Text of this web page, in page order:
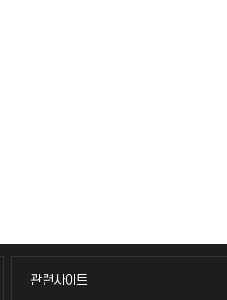
관련사이트
관련사이트